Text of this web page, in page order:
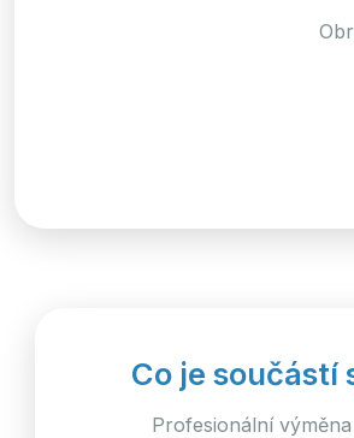
Co je součástí
Profesionální výměna